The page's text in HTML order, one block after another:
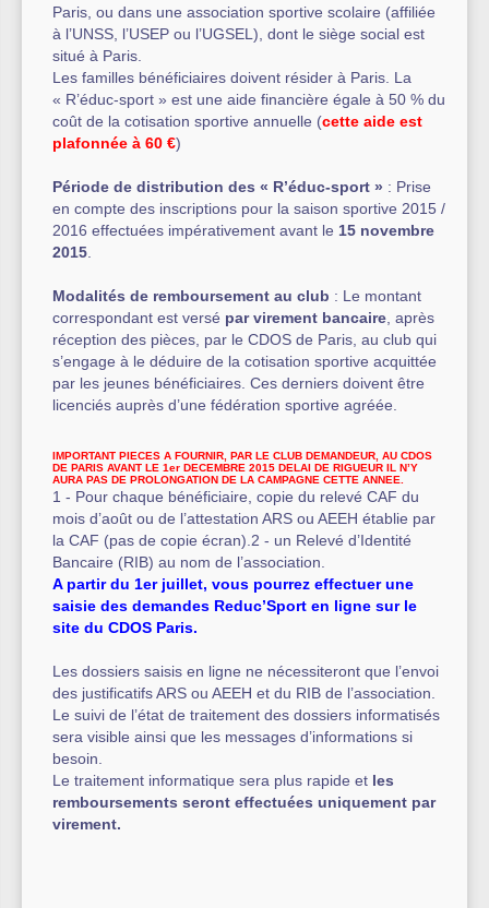
Paris, ou dans une association sportive scolaire (affiliée
à l’UNSS, l’USEP ou l’UGSEL), dont le siège social est
situé à Paris.
Les familles bénéficiaires doivent résider à Paris. La
« R’éduc-sport » est une aide financière égale à 50 % du
coût de la cotisation sportive annuelle (cette aide est
plafonnée à 60 €)
Période de distribution des « R’éduc-sport » : Prise
en compte des inscriptions pour la saison sportive 2015 /
2016 effectuées impérativement avant le 15 novembre
2015
Modalités de remboursement au club : Le montant
correspondant est versé par virement bancaire , après
réception des pièces, par le CDOS de Paris, au club qui
s’engage à le déduire de la cotisation sportive acquittée
par les jeunes bénéficiaires. Ces derniers doivent être
licenciés auprès d’une fédération sportive agréée.
IMPORTANT PIECES A FOURNIR, PAR LE CLUB DEMANDEUR, AU CDOS
DE PARIS AVANT LE 1er DECEMBRE 2015 DELAI DE RIGUEUR IL N’Y
AURA PAS DE PROLONGATION DE LA CAMPAGNE CETTE ANNEE.
1 - Pour chaque bénéficiaire, copie du relevé CAF du
mois d’août ou de l’attestation ARS ou AEEH établie par
la CAF (pas de copie écran).2 - un Relevé d’Identité
Bancaire (RIB) au nom de l’association.
A partir du 1er juillet, vous pourrez effectuer une
saisie des demandes Reduc’Sport en ligne sur le
site du CDOS Paris.
Les dossiers saisis en ligne ne nécessiteront que l’envoi
des justificatifs ARS ou AEEH et du RIB de l’association.
Le suivi de l’état de traitement des dossiers informatisés
sera visible ainsi que les messages d’informations si
besoin.
Le traitement informatique sera plus rapide et les
remboursements seront effectuées uniquement par
virement.